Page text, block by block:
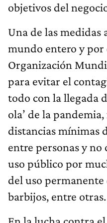
objetivos del
Una de las medidas
mundo entero y por
Organización
para evitar el
todo con la llegada
ola’ de la
distancias mínimas
entre personas y
uso público por
del uso permanente
barbijos, entre otras.